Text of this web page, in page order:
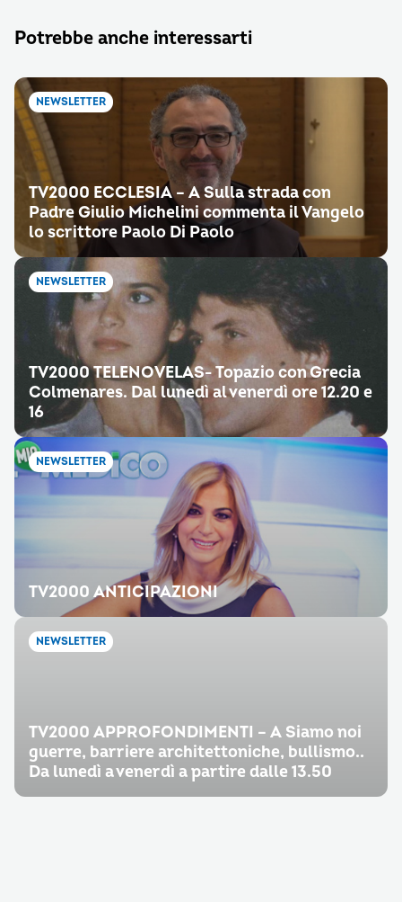
Potrebbe anche interessarti
NEWSLETTER
TV2000 ECCLESIA – A Sulla strada con
Padre Giulio Michelini commenta il Vangelo
lo scrittore Paolo Di Paolo
NEWSLETTER
TV2000 TELENOVELAS- Topazio con Grecia
Colmenares. Dal lunedì al venerdì ore 12.20 e
16
NEWSLETTER
TV2000 ANTICIPAZIONI
NEWSLETTER
TV2000 APPROFONDIMENTI – A Siamo noi
guerre, barriere architettoniche, bullismo..
Da lunedì a venerdì a partire dalle 13.50